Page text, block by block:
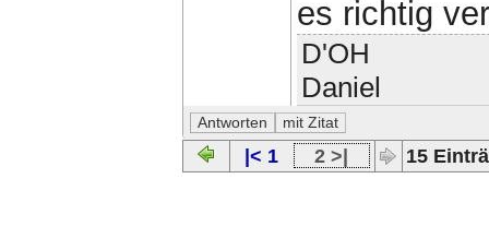
es richtig
D'OH
Daniel
|< 1 2 >| 15